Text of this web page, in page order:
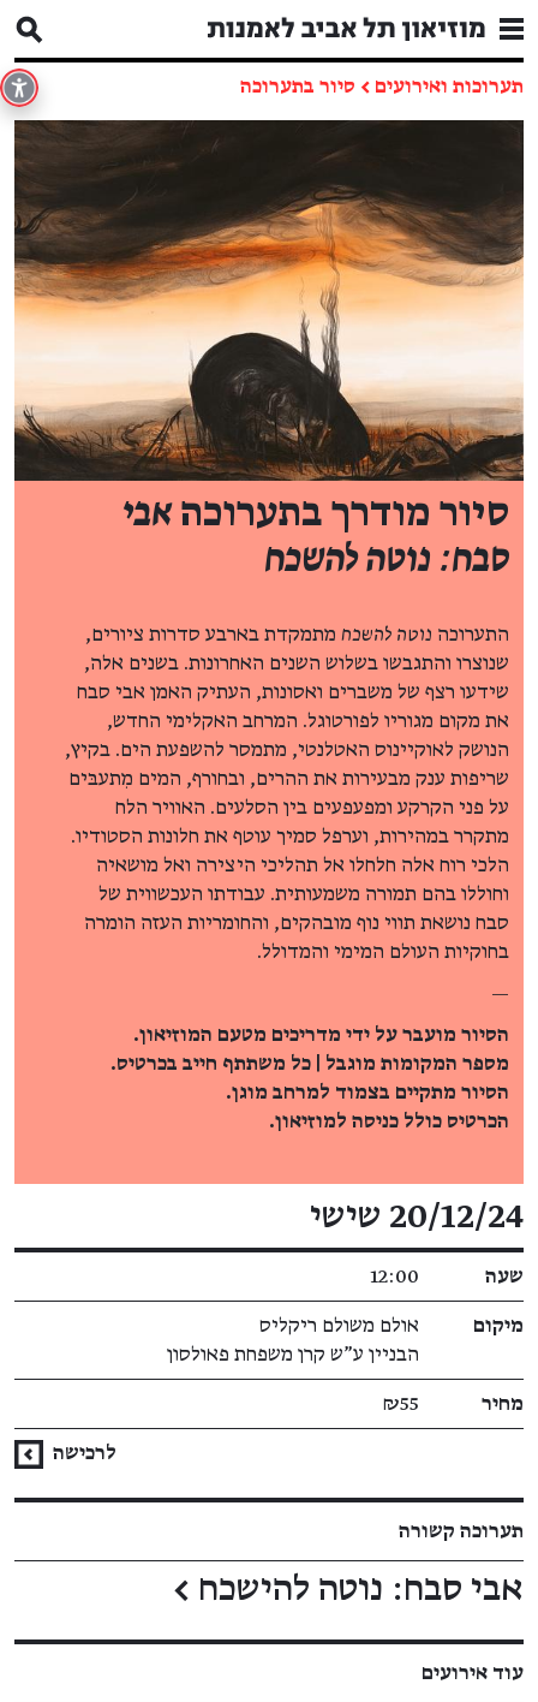
תערוכות ואירועים ← סיור בתערוכה
סיור מודרך בתערוכהאבי
סבח: נוטה להשכח
התערוכה נוטה להשכח מתמקדת בארבע סדרות ציורים,
שנוצרו והתגבשו בשלוש השנים האחרונות. בשנים אלה,
שידעו רצף של משברים ואסונות, העתיק האמן אבי סבח
את מקום מגוריו לפורטוגל. המרחב האקלימי החדש,
הנושק לאוקיינוס האטלנטי, מתמסר להשפעת הים. בקיץ,
שריפות ענק מבעירות את ההרים, ובחורף, המים מִתעבּים
על פני הקרקע ומפעפעים בין הסלעים. האוויר הלח
מתקרר במהירות, וערפל סמיך עוטף את חלונות הסטודיו.
הלכי רוח אלה חלחלו אל תהליכי היצירה ואל מושאיה
וחוללו בהם תמורה משמעותית. עבודתו העכשווית של
סבח נושאת תווי נוף מובהקים, והחומריות העזה הומרה
בחוקיות העולם המימי והמדולל.
—
הסיור מועבר על ידי מדריכים מטעם המוזיאון.
מספר המקומות מוגבל | כל משתתף חייב בכרטיס.
הסיור מתקיים בצמוד למרחב מוגן.
הכרטיס כולל כניסה למוזיאון.
פרטי האירוע
20/12/24 שישי
שעה 12:00
מיקום
אולם משולם ריקליס
הבניין ע"ש קרן משפחת פאולסון
מחיר ₪55
לרכישה
תערוכה קשורה
אבי סבח: נוטה להישכח ←
עוד אירועים